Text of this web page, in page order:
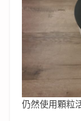
仍然使用顆粒